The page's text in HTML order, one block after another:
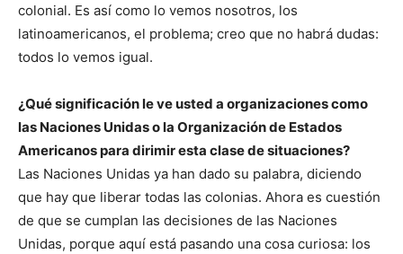
colonial. Es así como lo vemos nosotros, los
latinoamericanos, el problema; creo que no habrá dudas:
todos lo vemos igual.
¿Qué significación le ve usted a organizaciones como
las Naciones Unidas o la Organización de Estados
Americanos para dirimir esta clase de situaciones?
Las Naciones Unidas ya han dado su palabra, diciendo
que hay que liberar todas las colonias. Ahora es cuestión
de que se cumplan las decisiones de las Naciones
Unidas, porque aquí está pasando una cosa curiosa: los